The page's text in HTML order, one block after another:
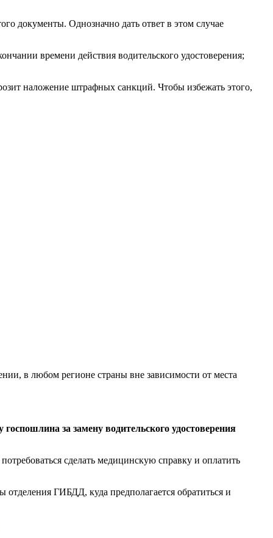
документы. Однозначно дать ответ в этом случае
времени действия водительского удостоверения;
наложение штрафных санкций. Чтобы избежать этого,
в любом регионе страны вне зависимости от места
госпошлина за замену водительского удостоверения
сделать медицинскую справку и оплатить
ГИБДД, куда предполагается обратиться и